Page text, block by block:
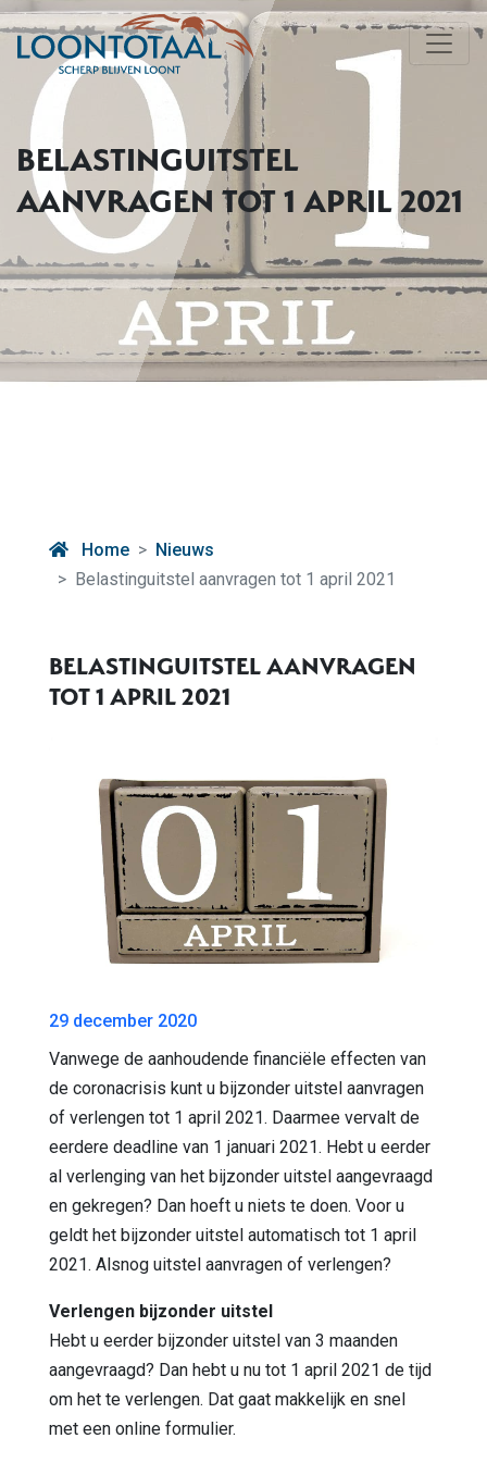
BELASTINGUITSTEL
AANVRAGEN TOT 1 APRIL 2021
Home
Nieuws
Belastinguitstel aanvragen tot 1 april 2021
BELASTINGUITSTEL AANVRAGEN
TOT 1 APRIL 2021
29 december 2020
Vanwege de aanhoudende financiële effecten van
de coronacrisis kunt u bijzonder uitstel aanvragen
of verlengen tot 1 april 2021. Daarmee vervalt de
eerdere deadline van 1 januari 2021. Hebt u eerder
al verlenging van het bijzonder uitstel aangevraagd
en gekregen? Dan hoeft u niets te doen. Voor u
geldt het bijzonder uitstel automatisch tot 1 april
2021. Alsnog uitstel aanvragen of verlengen?
Verlengen bijzonder uitstel
Hebt u eerder bijzonder uitstel van 3 maanden
aangevraagd? Dan hebt u nu tot 1 april 2021 de tijd
om het te verlengen. Dat gaat makkelijk en snel
met een online formulier.